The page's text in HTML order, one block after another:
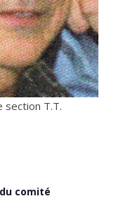
section T.T.
comité